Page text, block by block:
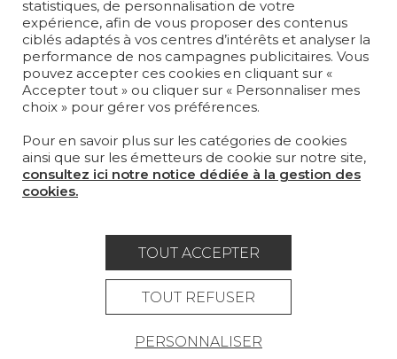
MAGAZINE
LA MAISON
OÙ NOUS TROUVER ?
Politique générale de protection des
données
Espace presse
statistiques, de personnalisation de votre
expérience, afin de vous proposer des contenus
ciblés adaptés à vos centres d’intérêts et analyser la
performance de nos campagnes publicitaires. Vous
pouvez accepter ces cookies en cliquant sur «
Accepter tout » ou cliquer sur « Personnaliser mes
choix » pour gérer vos préférences.
Pour en savoir plus sur les catégories de cookies
ainsi que sur les émetteurs de cookie sur notre site,
consultez ici notre notice dédiée à la gestion des
cookies.
TOUT ACCEPTER
TOUT REFUSER
PERSONNALISER